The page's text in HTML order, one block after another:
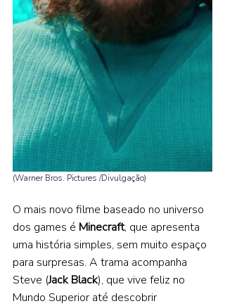
(Warner Bros. Pictures /Divulgação)
O mais novo filme baseado no universo
dos games é Minecraft, que apresenta
uma história simples, sem muito espaço
para surpresas. A trama acompanha
Steve (Jack Black), que vive feliz no
Mundo Superior até descobrir